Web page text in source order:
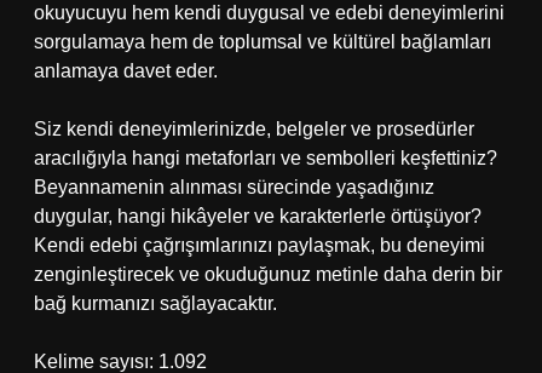
okuyucuyu hem kendi duygusal ve edebi deneyimlerini
sorgulamaya hem de toplumsal ve kültürel bağlamları
anlamaya davet eder.
Siz kendi deneyimlerinizde, belgeler ve prosedürler
aracılığıyla hangi metaforları ve sembolleri keşfettiniz?
Beyannamenin alınması sürecinde yaşadığınız
duygular, hangi hikâyeler ve karakterlerle örtüşüyor?
Kendi edebi çağrışımlarınızı paylaşmak, bu deneyimi
zenginleştirecek ve okuduğunuz metinle daha derin bir
bağ kurmanızı sağlayacaktır.
Kelime sayısı: 1.092